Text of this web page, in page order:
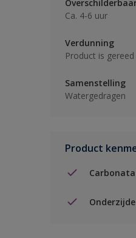
Ca. 4-6 uur
Verdunning
Product is
Samenstelling
Watergedragen
Product